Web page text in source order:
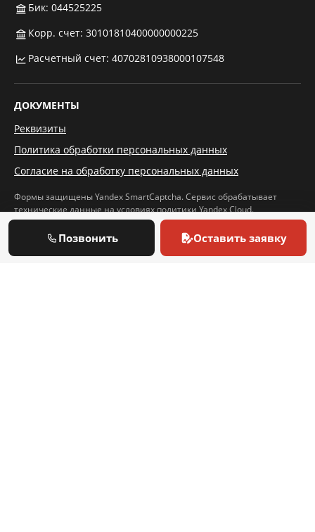
Бик: 044525225
Корр. счет: 30101810400000000225
Расчетный счет: 40702810938000107548
ДОКУМЕНТЫ
Реквизиты
Политика обработки персональных данных
Согласие на обработку персональных данных
Формы защищены Yandex SmartCaptcha. Сервис обрабатывает
технические данные на условияхполитики Yandex Cloud.
ВИДЫ ОБСЛУЖИВАЕМОГО ОБОРУДОВАНИЯ
Позвонить Оставить заявку